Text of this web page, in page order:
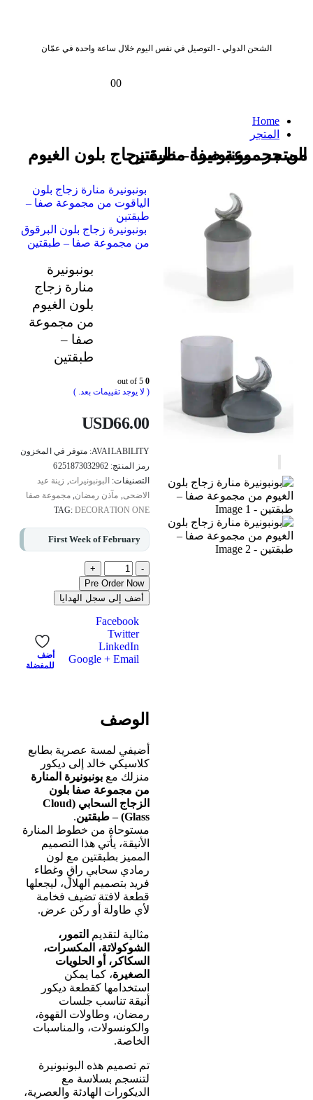
الشحن الدولي - التوصيل في نفس اليوم خلال ساعة واحدة في عمّان
00
Home
المتجر
المتجر - بونبونيرة منارة زجاج بلون الغيوم من مجموعة صفا – طبقتين
بونبونيرة منارة زجاج بلون
الياقوت من مجموعة صفا –
طبقتين
بونبونيرة زجاج بلون البرقوق
من مجموعة صفا – طبقتين
بونبونيرة
منارة زجاج
بلون الغيوم
من مجموعة
صفا –
طبقتين
0
( لا يوجد تقييمات بعد. )
USD66.00
AVAILABILITY: متوفر في المخزون
رمز المنتج: 6251873032962
التصنيفات: البونبونيرات, زينة عيد
الاضحى, مآذن رمضان,مجموعة صفا
TAG:DECORATION ONE
First Week of February
-
+
Pre Order Now
أضف إلى سجل الهدايا
Facebook
Twitter
LinkedIn
Google + Email
أضف
للمفضلة
الوصف
أضيفي لمسة عصرية بطابع
كلاسيكي خالد إلى ديكور
منزلك مع بونبونيرة المنارة
من مجموعة صفا بلون
الزجاج السحابي (Cloud
Glass) – طبقتين
.
مستوحاة من خطوط المنارة
الأنيقة، يأتي هذا التصميم
المميز بطبقتين مع لون
رمادي سحابي راقٍ وغطاء
فريد بتصميم الهلال، ليجعلها
قطعة لافتة تضيف فخامة
لأي طاولة أو ركن عرض.
مثالية لتقديم
التمور،
الشوكولاتة، المكسرات،
السكاكر، أو الحلويات
الصغيرة، كما يمكن
استخدامها كقطعة ديكور
أنيقة تناسب جلسات
رمضان، وطاولات القهوة،
والكونسولات، والمناسبات
الخاصة.
تم تصميم هذه البونبونيرة
لتنسجم بسلاسة مع
الديكورات الهادئة والعصرية،